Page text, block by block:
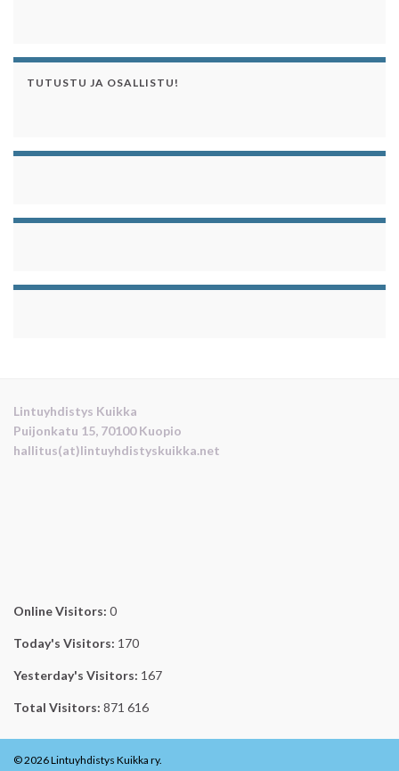
TUTUSTU JA OSALLISTU!
Lintuyhdistys Kuikka
Puijonkatu 15, 70100 Kuopio
hallitus(at)lintuyhdistyskuikka.net
Online Visitors: 0
Today's Visitors: 170
Yesterday's Visitors: 167
Total Visitors: 871 616
© 2026 Lintuyhdistys Kuikka ry.